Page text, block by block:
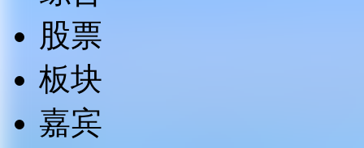
股票
板块
嘉宾